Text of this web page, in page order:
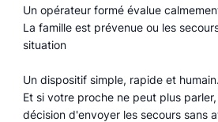
Un opérateur formé évalue
La famille est prévenue ou les
situation
Un dispositif simple, rapide et humain.
Et si votre proche ne peut plus
décision d'envoyer les secours sans